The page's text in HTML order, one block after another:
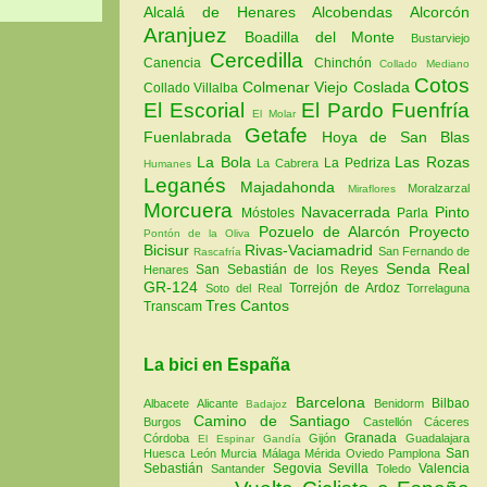
Alcalá de HenaresAlcobendas Alcorcón
Aranjuez Boadilla del Monte Bustarviejo
Canencia Cercedilla ChinchónCollado Mediano
Collado Villalba Colmenar Viejo Coslada Cotos
El EscorialEl Molar El Pardo Fuenfría
Fuenlabrada Getafe Hoya de San Blas
Humanes La Bola La Cabrera La Pedriza Las Rozas
Leganés Majadahonda Miraflores Moralzarzal
Morcuera Móstoles Navacerrada Parla Pinto
Pontón de la Oliva Pozuelo de Alarcón Proyecto
BicisurRascafría Rivas-Vaciamadrid San Fernando de
HenaresSan Sebastián de los Reyes Senda Real
GR-124Soto del Real Torrejón de ArdozTorrelaguna
Transcam Tres Cantos
La bici en España
AlbaceteAlicanteBadajoz Barcelona Benidorm Bilbao
Burgos Camino de SantiagoCastellónCáceres
Córdoba El Espinar GandíaGijónGranadaGuadalajara
Huesca León Murcia Málaga Mérida Oviedo PamplonaSan
Sebastián Santander SegoviaSevillaToledoValencia